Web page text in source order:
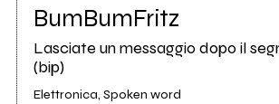
BumBumFritz
Lasciate un messaggio dopo il
(bip)
Elettronica, Spoken word